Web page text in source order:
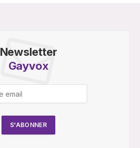
Newsletter
Gayvox